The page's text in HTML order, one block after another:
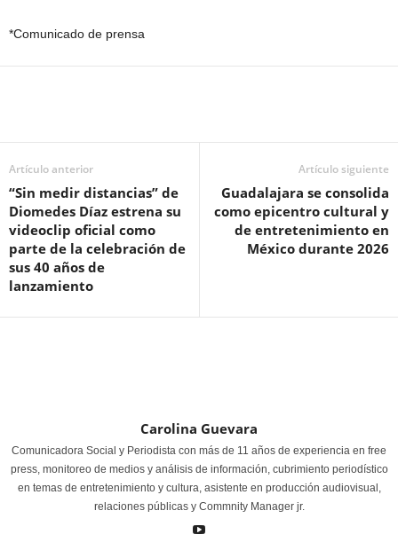
*Comunicado de prensa
Artículo anterior
“Sin medir distancias” de
Diomedes Díaz estrena su
videoclip oficial como
parte de la celebración de
sus 40 años de
lanzamiento
Artículo siguiente
Guadalajara se consolida
como epicentro cultural y
de entretenimiento en
México durante 2026
Carolina Guevara
Comunicadora Social y Periodista con más de 11 años de experiencia en free
press, monitoreo de medios y análisis de información, cubrimiento periodístico
en temas de entretenimiento y cultura, asistente en producción audiovisual,
relaciones públicas y Commnity Manager jr.